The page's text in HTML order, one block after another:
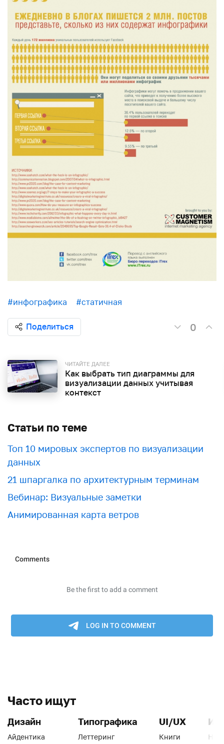
#инфографика #статичная
Поделиться 0
ЧИТАЙТЕ ДАЛЕЕ
Как выбрать тип диаграммы для
визуализации данных учитывая
контекст
Статьи по теме
Топ 10 мировых экспертов по визуализации
данных
21 шпаргалка по архитектурным терминам
Вебинар: Визуальные заметки
Анимированная карта ветров
Часто ищут
Дизайн
Айдентика
Типографика
Леттеринг
UI/UX
Книги